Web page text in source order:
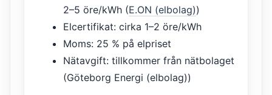
2–5 öre/kWh (E.ON (elbolag))
Elcertifikat: cirka 1–2 öre/kWh
Moms: 25 % på elpriset
Nätavgift: tillkommer från nätbolaget
(Göteborg Energi (elbolag))